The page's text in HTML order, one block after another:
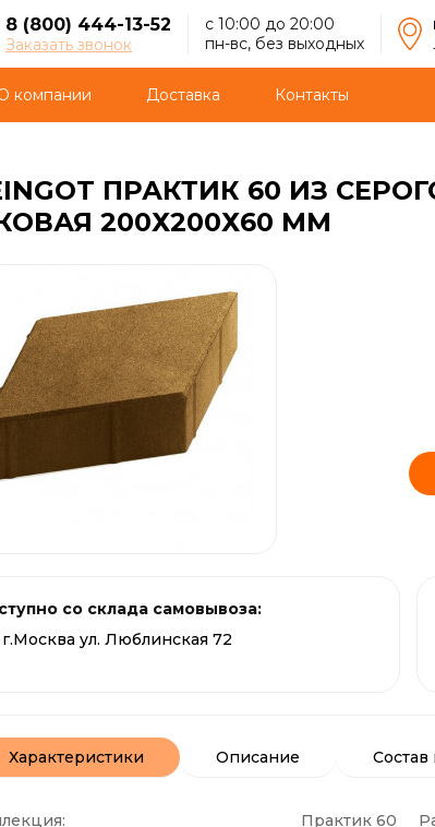
8 (800) 444-13-52
Заказать звонок
с 10:00 до 20:00
пн-вс, без выходных
компании Доставка Контакты
ПРАКТИК 60 ИЗ
200Х200Х60 ММ
со склада самовывоза:
г.Москва ул. Люблинская 72
Характеристики Описание Состав
Практик 60